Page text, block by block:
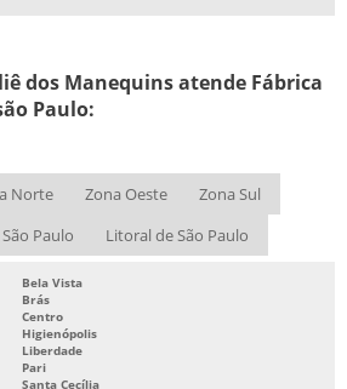
dos Manequins atende Fábrica
Paulo:
Norte Zona Oeste
Zona Sul
Paulo Litoral de São Paulo
Bela Vista
Brás
Centro
Higienópolis
Liberdade
Pari
Santa Cecília